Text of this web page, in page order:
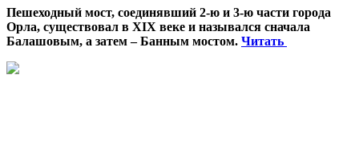
Пешеходный мост, соединявший 2-ю и 3-ю части города
Орла, существовал в XIX веке и назывался сначала
Балашовым, а затем – Банным мостом. Читать